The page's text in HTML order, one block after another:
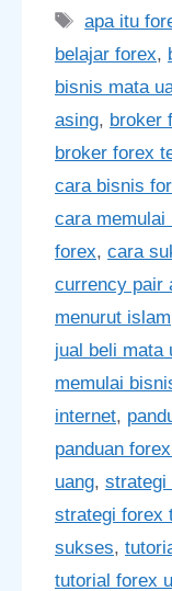
Tags
apa itu
belajar forex,
bisnis mata
asing, broker
broker forex
cara bisnis
cara memulai
forex, cara
currency pair
menurut islam
jual beli mata
memulai
internet,
panduan
uang, strategi
strategi forex
sukses,
tutorial forex